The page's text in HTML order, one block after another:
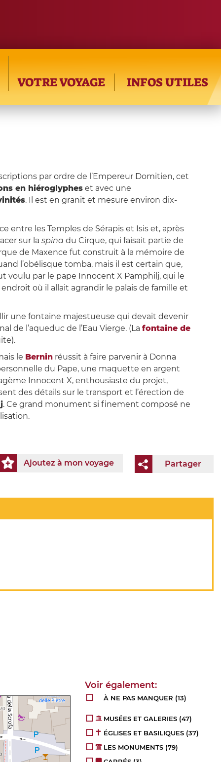
VOTRE VOYAGE INFOS UTILES
par ordre de l’Empereur Domitien, cet
en hiéroglypheset avec une
. Il est en granit et mesure environ dix-
entre les Temples de Sérapis et Isis et, après
sur la spina du Cirque, qui faisait partie de
de Maxence fut construit à la mémoire de
l’obélisque tomba, mais il est certain que,
voulu par le pape Innocent X Pamphilj, qui le
où il allait agrandir le palais de famille et
une fontaine majestueuse qui devait devenir
de l’aqueduc de l’Eau Vierge. (La fontaine de
le Berninréussit à faire parvenir à Donna
du Pape, une maquette en argent
Innocent X, enthousiaste du projet,
des détails sur le transport et l’érection de
. Ce grand monument si finement composé ne
Partager
Ajoutez à mon voyage
À NE PAS MANQUER (13)
MUSÉES ET GALERIES (47)
ÉGLISES ET BASILIQUES (37)
LES MONUMENTS (79)